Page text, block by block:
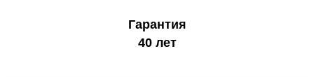
Гарантия
40 лет